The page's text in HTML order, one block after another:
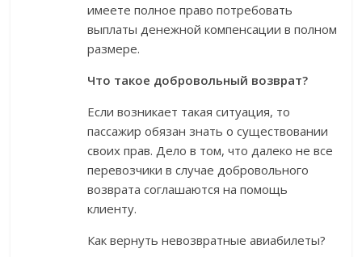
имеете полное право потребовать
выплаты денежной компенсации в полном
размере.
Что такое добровольный возврат?
Если возникает такая ситуация, то
пассажир обязан знать о существовании
своих прав. Дело в том, что далеко не все
перевозчики в случае добровольного
возврата соглашаются на помощь
клиенту.
Как вернуть невозвратные авиабилеты?